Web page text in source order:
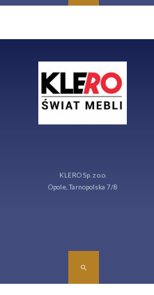
KLERO Sp. z o.o.
Opole, Tarnopolska 7/8